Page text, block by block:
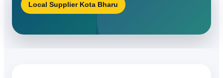
Local Supplier Kota Bharu